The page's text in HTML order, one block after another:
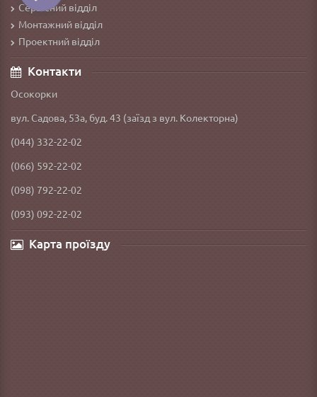
Сервісний відділ
Монтажний відділ
Проектний відділ
Контакти
Осокорки
вул. Садова, 53а, буд. 43 (заїзд з вул. Колекторна)
(044) 332-22-02
(066) 592-22-02
(098) 792-22-02
(093) 092-22-02
Карта проїзду